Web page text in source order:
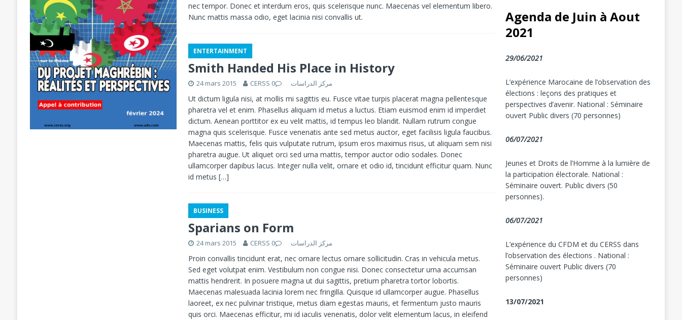
nec tempor. Donec et interdum eros, quis scelerisque nunc. Maecenas vel elementum libero.
Nunc mattis massa odio, eget lacinia nisi convallis ut.
ENTERTAINMENT
Smith Handed His Place in History
24 mars 2015 CERSS مركز الدراسات 0
Ut dictum ligula nisi, at mollis mi sagittis eu. Fusce vitae turpis placerat magna pellentesque
pharetra vel et enim. Phasellus aliquam id metus a luctus. Etiam euismod enim id imperdiet
dictum. Aenean porttitor ex eu velit mattis, id tempus leo blandit. Nullam rutrum congue
magna quis scelerisque. Fusce venenatis ante sed metus auctor, eget facilisis ligula faucibus.
Maecenas mattis, felis quis vulputate rutrum, ipsum eros maximus risus, ut aliquam sem nisi
pharetra augue. Ut aliquet orci sed urna mattis, tempor auctor odio sodales. Donec
ullamcorper dapibus lacus. Integer nulla velit, ornare et odio id, tincidunt efficitur quam. Nunc
id metus[…]
BUSINESS
Sparians on Form
24 mars 2015 CERSS مركز الدراسات 0
Proin convallis tincidunt erat, nec ornare lectus ornare sollicitudin. Cras in vehicula metus.
Sed eget volutpat enim. Vestibulum non congue nisi. Donec consectetur urna accumsan
mattis hendrerit. In posuere magna ut dui sagittis, pretium pharetra tortor lobortis.
Maecenas malesuada lacinia lorem nec fringilla. Quisque id ullamcorper augue. Phasellus
laoreet, ex nec pulvinar tristique, metus diam egestas mauris, et fermentum justo mauris
quis orci. Maecenas efficitur, mi id iaculis venenatis, dolor velit elementum lacus, in eleifend
Agenda de Juin à Aout
2021
29/06/2021
L’expérience Marocaine de l’observation des
élections : leçons des pratiques et
perspectives d’avenir. National : Séminaire
ouvert Public divers (70 personnes)
06/07/2021
Jeunes et Droits de l’Homme à la lumière de
la participation électorale. National :
Séminaire ouvert. Public divers (50
personnes).
06/07/2021
L’expérience du CFDM et du CERSS dans
l’observation des élections . National :
Séminaire ouvert Public divers (70
personnes)
13/07/2021